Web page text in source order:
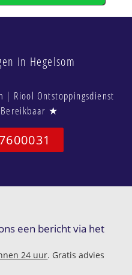
in Hegelsom
| Riool Ontstoppingsdienst
★
een bericht via het
24 uur. Gratis advies